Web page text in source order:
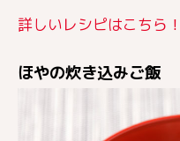
詳しいレシピはこちら！
ほやの炊き込みご飯